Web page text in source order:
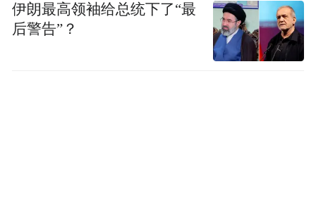
伊朗最高领袖给总统下了“最
后警告”？